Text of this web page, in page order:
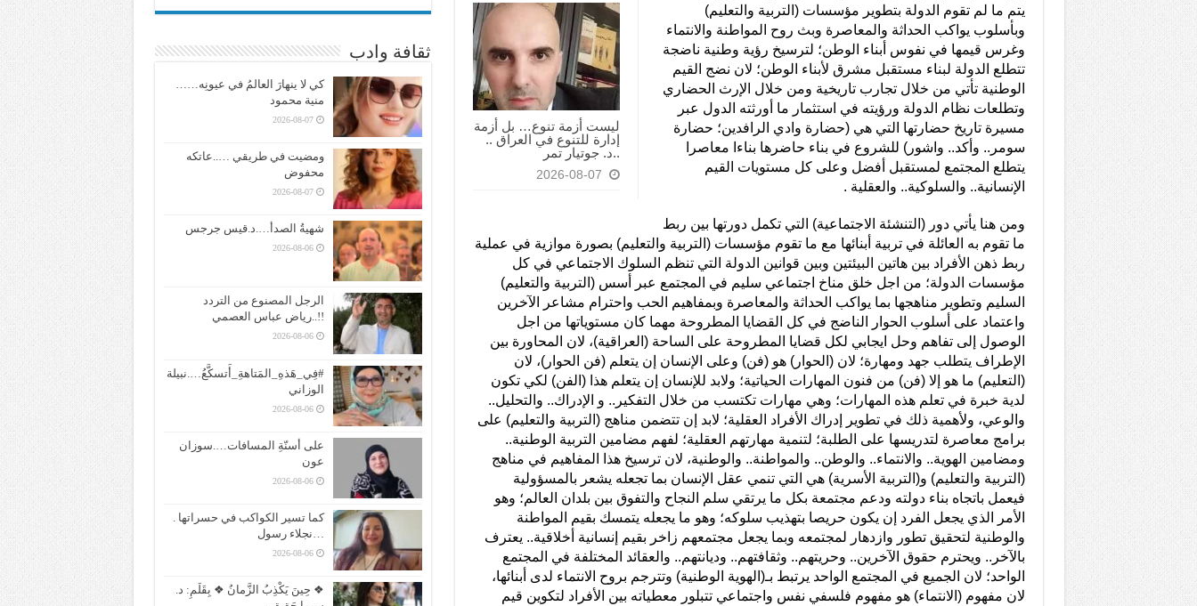
ليست أزمة تنوع… بل أزمة
إدارة للتنوع في العراق ..
..د. جوتيار تمر
2026-08-07
يتم ما لم تقوم الدولة بتطوير مؤسسات (التربية والتعليم)
وبأسلوب يواكب الحداثة والمعاصرة وبث روح المواطنة والانتماء
وغرس قيمها في نفوس أبناء الوطن؛ لترسيخ رؤية وطنية ناضجة
تتطلع الدولة لبناء مستقبل مشرق لأبناء الوطن؛ لان نضج القيم
الوطنية تأتي من خلال تجارب تاريخية ومن خلال الإرث الحضاري
وتطلعات نظام الدولة ورؤيته في استثمار ما أورثته الدول عبر
مسيرة تاريخ حضارتها التي هي (حضارة وادي الرافدين؛ حضارة
سومر.. وأكد.. واشور) للشروع في بناء حاضرها بناءا معاصرا
يتطلع المجتمع لمستقبل أفضل وعلى كل مستويات القيم
الإنسانية.. والسلوكية.. والعقلية .
ومن هنا يأتي دور (التنشئة الاجتماعية) التي تكمل دورتها بين ربط
ما تقوم به العائلة في تربية أبنائها مع ما تقوم مؤسسات (التربية والتعليم) بصورة موازية في عملية
ربط ذهن الأفراد بين هاتين البيئتين وبين قوانين الدولة التي تنظم السلوك الاجتماعي في كل
مؤسسات الدولة؛ من اجل خلق مناخ اجتماعي سليم في المجتمع عبر أسس (التربية والتعليم)
السليم وتطوير مناهجها بما يواكب الحداثة والمعاصرة وبمفاهيم الحب واحترام مشاعر الآخرين
واعتماد على أسلوب الحوار الناضج في كل القضايا المطروحة مهما كان مستوياتها من اجل
الوصول إلى تفاهم وحل ايجابي لكل قضايا المطروحة على الساحة (العراقية)، لان المحاورة بين
الإطراف يتطلب جهد ومهارة؛ لان (الحوار) هو (فن) وعلى الإنسان إن يتعلم (فن الحوار)، لان
(التعليم) ما هو إلا (فن) من فنون المهارات الحياتية؛ ولابد للإنسان إن يتعلم هذا (الفن) لكي تكون
لدية خبرة في تعلم هذه المهارات؛ وهي مهارات تكتسب من خلال التفكير.. و الإدراك.. والتحليل..
والوعي، ولأهمية ذلك في تطوير إدراك الأفراد العقلية؛ لابد إن تتضمن مناهج (التربية والتعليم) على
برامج معاصرة لتدريسها على الطلبة؛ لتنمية مهارتهم العقلية؛ لفهم مضامين التربية الوطنية..
ومضامين الهوية.. والانتماء.. والوطن.. والمواطنة.. والوطنية، لان ترسيخ هذا المفاهيم في مناهج
(التربية والتعليم) و(التربية الأسرية) هي التي تنمي عقل الإنسان بما تجعله يشعر بالمسؤولية
فيعمل باتجاه بناء دولته ودعم مجتمعة بكل ما يرتقي سلم النجاح والتفوق بين بلدان العالم؛ وهو
الأمر الذي يجعل الفرد إن يكون حريصا بتهذيب سلوكه؛ وهو ما يجعله يتمسك بقيم المواطنة
والوطنية لتحقيق تطور وازدهار لمجتمعه وبما يجعل مجتمعهم زاخر بقيم إنسانية أخلاقية.. يعترف
بالآخر.. ويحترم حقوق الآخرين.. وحريتهم.. وثقافتهم.. وديانتهم.. والعقائد المختلفة في المجتمع
الواحد؛ لان الجميع في المجتمع الواحد يرتبط بـ(الهوية الوطنية) وتترجم بروح الانتماء لدى أبنائها،
لان مفهوم (الانتماء) هو مفهوم فلسفي نفس واجتماعي تتبلور معطياته بين الأفراد لتكوين قيم
ثقافة وادب
كي لا ينهارَ العالمُ في عيونِه……
منية محمود
2026-08-07
ومضيت في طريقي …..عاتكه
محفوض
2026-08-07
شهيةُ الصدأ….د.قيس جرجس
2026-08-06
الرجل المصنوع من التردد
!!..رياض عباس العصمي
2026-08-06
#فِي_هَذهِ_المَتاهةِ_أَتسكَّعُ….نبيلة
الوزاني
2026-08-06
على أسنّةِ المسافات….سوزان
عون
2026-08-06
كما تسير الكواكب في حسراتها .
…نجلاء رسول
2026-08-06
❖ حِينَ يَكْذِبُ الزَّمانُ ❖ بِقَلَمِ: د.